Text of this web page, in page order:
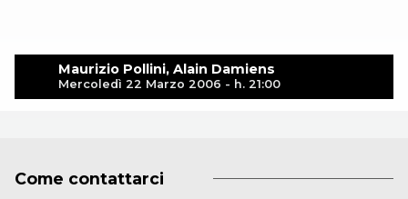
Maurizio Pollini, Alain Damiens
Mercoledì 22 Marzo 2006 - h. 21:00
Come contattarci